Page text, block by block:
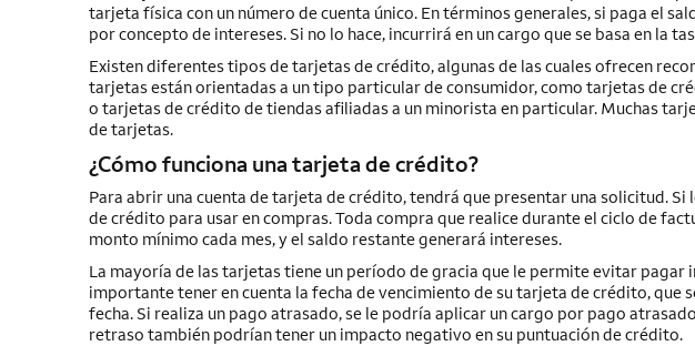
tarjeta física con un número de cuenta único. En términos generales, si paga el
por concepto de intereses. Si no lo hace, incurrirá en un cargo que se basa en la
Existen diferentes tipos de tarjetas de crédito, algunas de las cuales ofrecen
tarjetas están orientadas a un tipo particular de consumidor, como tarjetas de
o tarjetas de crédito de tiendas afiliadas a un minorista en particular. Muchas
de tarjetas.
¿Cómo funciona una tarjeta de crédito?
Para abrir una cuenta de tarjeta de crédito, tendrá que presentar una solicitud.
de crédito para usar en compras. Toda compra que realice durante el ciclo de
monto mínimo cada mes, y el saldo restante generará intereses.
La mayoría de las tarjetas tiene un período de gracia que le permite evitar pagar
importante tener en cuenta la fecha de vencimiento de su tarjeta de crédito, que
fecha. Si realiza un pago atrasado, se le podría aplicar un cargo por pago
retraso también podrían tener un impacto negativo en su puntuación de crédito.